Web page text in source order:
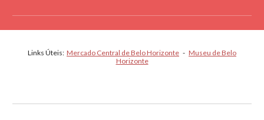
Links Úteis: Mercado Central de Belo Horizonte - Museu de Belo
Horizonte